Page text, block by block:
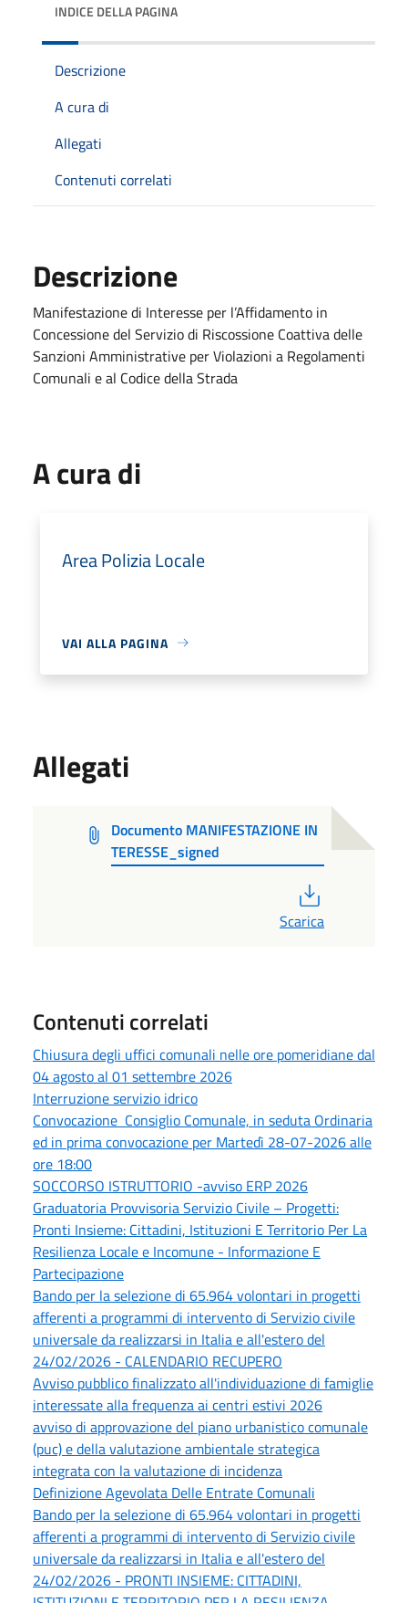
INDICE DELLA PAGINA
Descrizione
A cura di
Allegati
Contenuti correlati
Descrizione
Manifestazione di Interesse per l’Affidamento in
Concessione del Servizio di Riscossione Coattiva delle
Sanzioni Amministrative per Violazioni a Regolamenti
Comunali e al Codice della Strada
A cura di
Area Polizia Locale
VAI ALLA PAGINA
Allegati
Documento MANIFESTAZIONE IN
TERESSE_signed
Scarica
Contenuti correlati
Chiusura degli uffici comunali nelle ore pomeridiane dal
04 agosto al 01 settembre 2026
Interruzione servizio idrico
Convocazione Consiglio Comunale, in seduta Ordinaria
ed in prima convocazione per Martedì 28-07-2026 alle
ore 18:00
SOCCORSO ISTRUTTORIO -avviso ERP 2026
Graduatoria Provvisoria Servizio Civile – Progetti:
Pronti Insieme: Cittadini, Istituzioni E Territorio Per La
Resilienza Locale e Incomune - Informazione E
Partecipazione
Bando per la selezione di 65.964 volontari in progetti
afferenti a programmi di intervento di Servizio civile
universale da realizzarsi in Italia e all'estero del
24/02/2026 - CALENDARIO RECUPERO
Avviso pubblico finalizzato all'individuazione di famiglie
interessate alla frequenza ai centri estivi 2026
avviso di approvazione del piano urbanistico comunale
(puc) e della valutazione ambientale strategica
integrata con la valutazione di incidenza
Definizione Agevolata Delle Entrate Comunali
Bando per la selezione di 65.964 volontari in progetti
afferenti a programmi di intervento di Servizio civile
universale da realizzarsi in Italia e all'estero del
24/02/2026 - PRONTI INSIEME: CITTADINI,